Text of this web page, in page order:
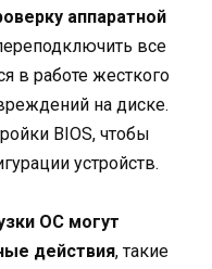
аппаратной
все
в работе жесткого
на диске.
BIOS, чтобы
устройств.
ОС могут
действия, такие